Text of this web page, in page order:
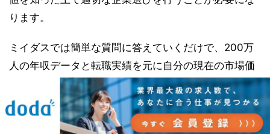
ります。
ミイダスでは簡単な質問に答えていくだけで、200万
人の年収データと転職実績を元に自分の現在の市場価
値を知ることができるので、オススメです。
効率良く転職活動を進めていきたい人